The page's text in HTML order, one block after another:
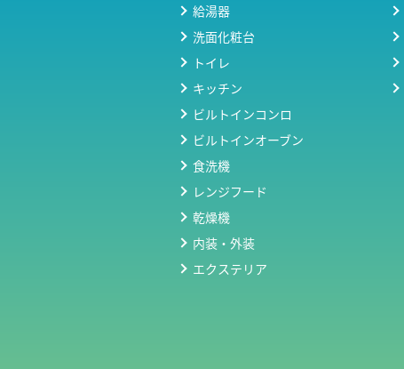
給湯器
洗面化粧台
トイレ
キッチン
ビルトインコンロ
ビルトインオーブン
食洗機
レンジフード
乾燥機
内装・外装
エクステリア